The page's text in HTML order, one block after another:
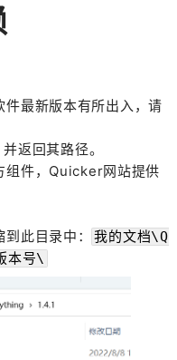
最新版本有所出入，请
返回其路径。
组件，Quicker网站提供
此目录中：
我的文档\Q
本号\